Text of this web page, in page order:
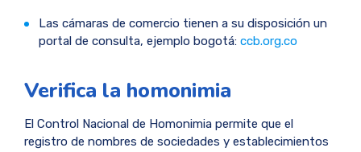
Las cámaras de comercio tienen a su disposición un
portal de consulta, ejemplo bogotá: ccb.org.co
Verifica la homonimia
El Control Nacional de Homonimia permite que el
registro de nombres de sociedades y establecimientos